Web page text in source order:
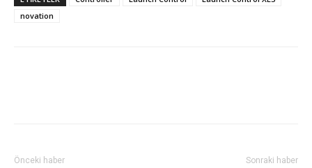
novation
Önceki haber Sonraki haber